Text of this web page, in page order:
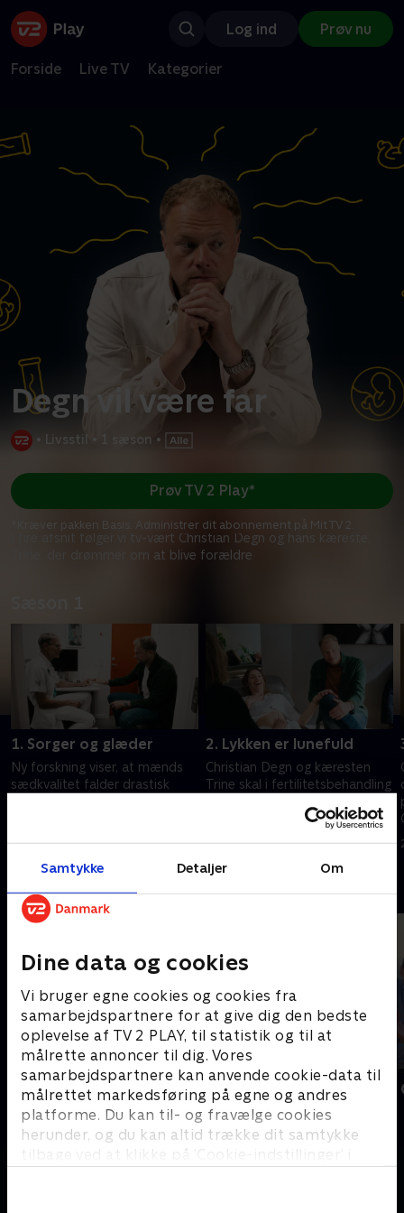
Samtykke Detaljer Om
Dine data og cookies
Vi bruger egne cookies og cookies fra
samarbejdspartnere for at give dig den bedste
oplevelse af TV 2 PLAY, til statistik og til at
målrette annoncer til dig. Vores
samarbejdspartnere kan anvende cookie-data til
målrettet markedsføring på egne og andres
platforme. Du kan til- og fravælge cookies
herunder, og du kan altid trække dit samtykke
tilbage ved at klikke på ’Cookie-indstillinger’ i
Log ind Prøv nu
Forside Live TV Kategorier
Degn vil være far
• Livsstil 1 sæson •
I fire afsnit følger vi tv-vært Christian Degn og hans kæreste,
Trine, der drømmer om at blive forældre
Prøv TV 2 Play*
*Kræver pakken Basis. Administrer dit abonnement på Mit TV 2.
1. Sorger og glæder
Ny forskning viser, at mænds
sædkvalitet falder drastisk
14. februar 2023 • 27 min
2. Lykken er lunefuld
Christian Degn og kæresten
Trine skal i fertilitetsbehandling
sædkvalitet. Men så sker der
21. februar 2023 • 28 min
Andre så også
Alt det min far ikke har lært mig
Livsstil • 2 sæsoner
Jeg vil være
Livsstil